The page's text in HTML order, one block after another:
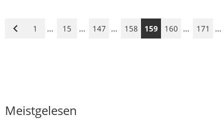
Vorige
1 … 15 … 147 … 158 159 160 … 171 …
Meistgelesen